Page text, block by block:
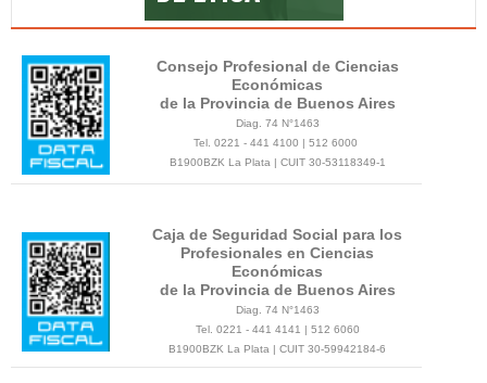
Consejo Profesional de Ciencias
Económicas
de la Provincia de Buenos Aires
Diag. 74 N°1463
Tel. 0221 - 441 4100 | 512 6000
B1900BZK La Plata | CUIT 30-53118349-1
Caja de Seguridad Social para los
Profesionales en Ciencias
Económicas
de la Provincia de Buenos Aires
Diag. 74 N°1463
Tel. 0221 - 441 4141 | 512 6060
B1900BZK La Plata | CUIT 30-59942184-6